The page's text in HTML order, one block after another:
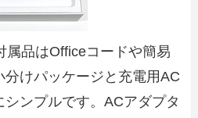
属品はOfficeコードや簡易
けパッケージと充電用AC
ンプルです。ACアダプタ